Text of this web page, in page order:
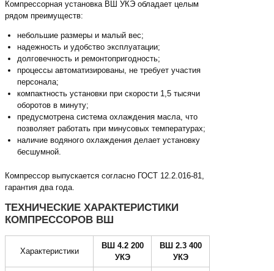
Компрессорная установка ВШ УКЭ обладает целым
рядом преимуществ:
небольшие размеры и малый вес;
надежность и удобство эксплуатации;
долговечность и ремонтопригодность;
процессы автоматизированы, не требует участия
персонала;
компактность установки при скорости 1,5 тысячи
оборотов в минуту;
предусмотрена система охлаждения масла, что
позволяет работать при минусовых температурах;
наличие водяного охлаждения делает установку
бесшумной.
Компрессор выпускается согласно ГОСТ 12.2.016-81,
гарантия два года.
ТЕХНИЧЕСКИЕ ХАРАКТЕРИСТИКИ
КОМПРЕССОРОВ ВШ
Характеристики
ВШ 4.2 200
УКЭ
ВШ 2.3 400
УКЭ